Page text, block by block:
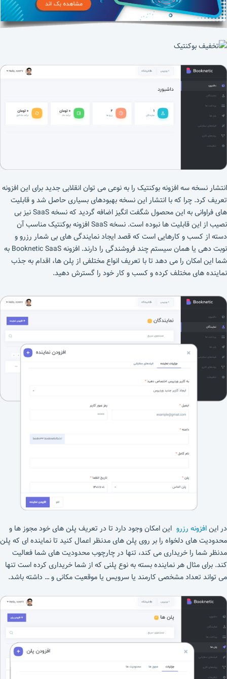
انتشار نسخه سه افزونه بوکنتیک را به نوعی می توان انقلابی جدید برای این افزونه
تعریف کرد. چرا که با انتشار این نسخه بهبودهای بسیاری حاصل شد و قابلیت
های فراوانی به این محصول شگفت انگیز اضافه گردید که نسخه SaaS نیز بی
نصیب از این قابلیت ها نبوده است. نسخه SaaS افزونه بوکنتیک مناسب آن
دسته از کسب و کارهایی است که قصد ایجاد نمایندگی های بی شمار رزرو و
نوبت دهی یا همان سیستم چند فروشندگی را دارند. افزونه Booknetic SaaS به
شما این امکان را می دهد تا با تعریف انواع مختلفی از پلن ها، اقدام به جذب
نماینده های مختلف کرده و کسب و کار خود را گسترش دهید.
در اینافزونه رزرو این امکان وجود دارد تا در تعریف پلن های خود مجوز ها و
محدودیت های دلخواه را بر روی پلن های مدنظر اعمال کنید تا نماینده ای که پلن
مدنظر شما را خریداری می کند، تنها در چارچوب محدودیت های شما فعالیت
کند. برای مثال هر نماینده بسته به نوع پلنی که از شما خریداری کرده است تنها
می تواند تعداد مشخصی کارمند یا سرویس یا موقعیت مکانی و … داشته باشد.